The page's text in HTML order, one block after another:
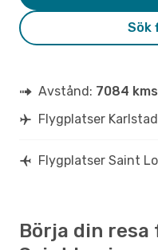
Sök
Avstånd: 7084 kms
Flygplatser Karlstad
Flygplatser Saint
Börja din